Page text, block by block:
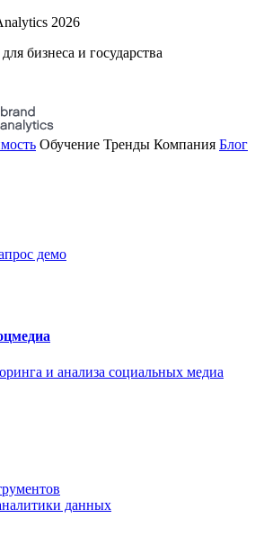
2026
бизнеса и государства
Обучение Тренды Компания Блог
демо
и анализа социальных медиа
данных